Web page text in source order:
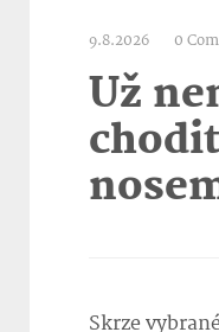
9.8.2026 0
Už
Skrze